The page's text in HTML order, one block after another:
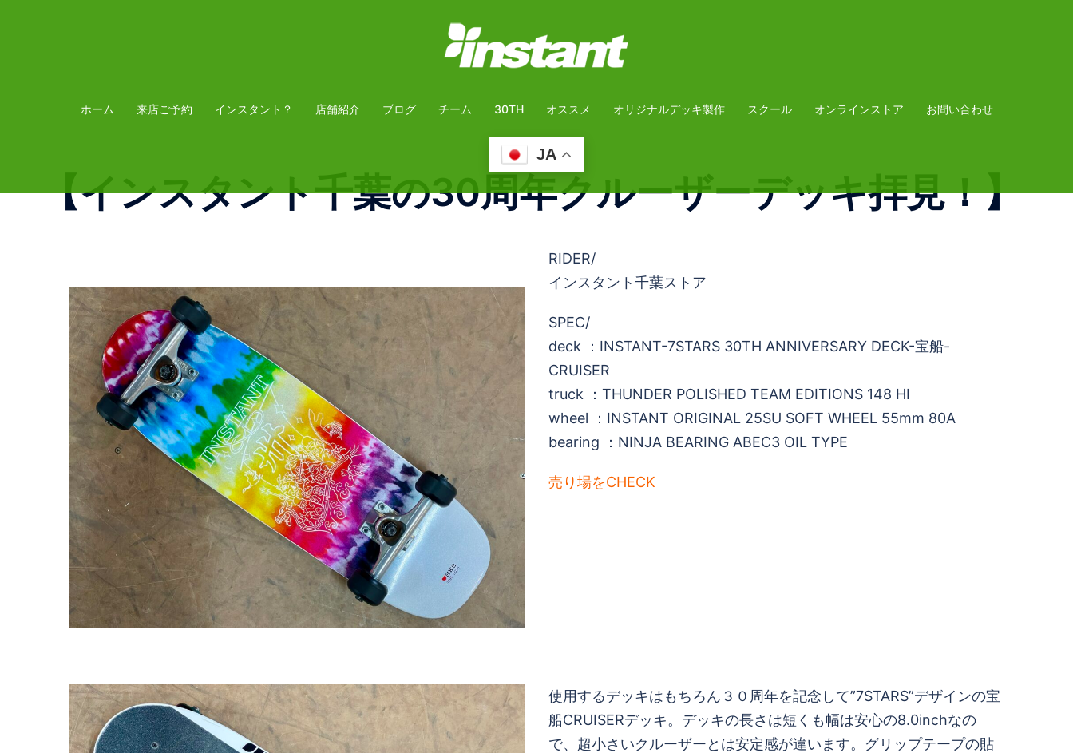
ホーム 来店ご予約 インスタント？ 店舗紹介 ブログ チーム 30TH オススメ オリジナルデッキ製作 スクール オンラインストア お問い合わせ
JA
【インスタント千葉の30周年クルーザーデッキ拝見！】
RIDER/
インスタント千葉ストア
SPEC/
deck ：INSTANT-7STARS 30TH ANNIVERSARY DECK-宝船-
CRUISER
truck ：THUNDER POLISHED TEAM EDITIONS 148 HI
wheel ：INSTANT ORIGINAL 25SU SOFT WHEEL 55mm 80A
bearing ：NINJA BEARING ABEC3 OIL TYPE
売り場をCHECK
使用するデッキはもちろん３０周年を記念して”7STARS”デザインの宝
船CRUISERデッキ。デッキの長さは短くも幅は安心の8.0inchなの
で、超小さいクルーザーとは安定感が違います。グリップテープの貼